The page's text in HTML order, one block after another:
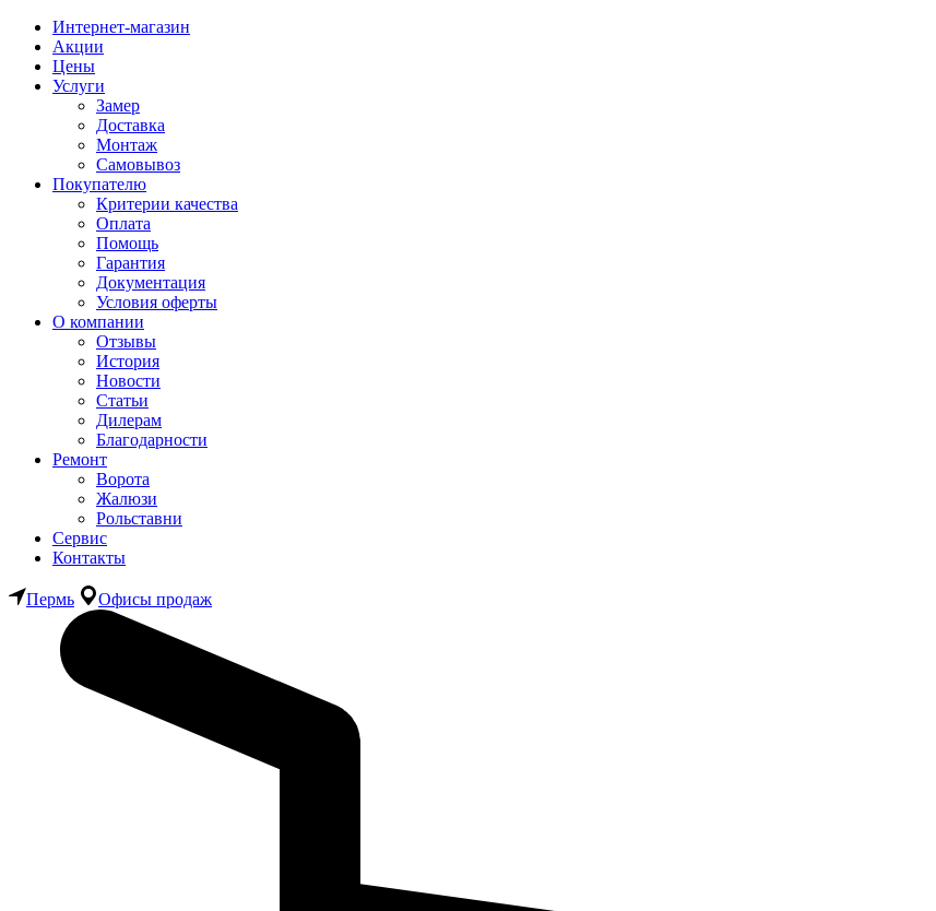
Интернет-магазин
Акции
Цены
Услуги
Замер
Доставка
Монтаж
Самовывоз
Покупателю
Критерии качества
Оплата
Помощь
Гарантия
Документация
Условия оферты
О компании
Отзывы
История
Новости
Статьи
Дилерам
Благодарности
Ремонт
Ворота
Жалюзи
Рольставни
Сервис
Контакты
Пермь Офисы продаж